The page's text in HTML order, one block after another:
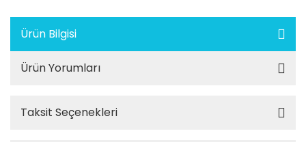
Ürün Bilgisi
Ürün Yorumları
Taksit Seçenekleri